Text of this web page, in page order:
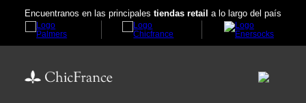
Encuentranos en las principales tiendas retail a lo largo del país